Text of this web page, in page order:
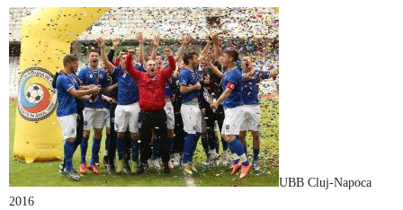
UBB Cluj-Napoca
2016